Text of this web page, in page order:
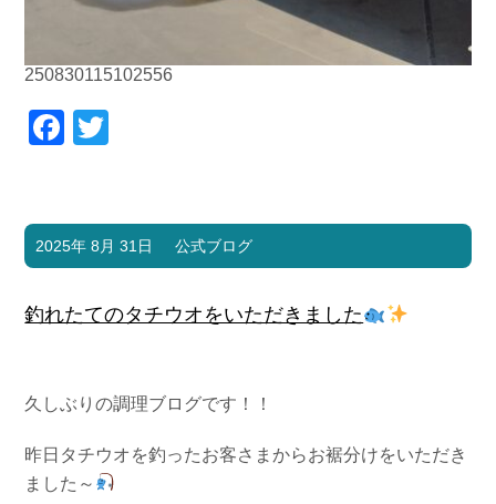
250830115102556
Facebook
2025年 8月 31日 公式ブログ
釣れたてのタチウオをいただきました
久しぶりの調理ブログです！！
昨日タチウオを釣ったお客さまからお裾分けをいただき
ました～